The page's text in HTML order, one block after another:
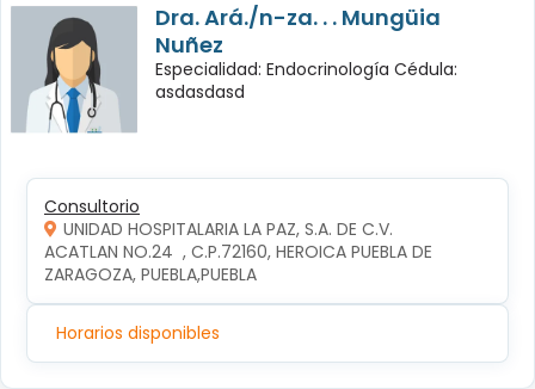
Dra. Ará./n-za. . . Mungüia
Nuñez
Especialidad: Endocrinología Cédula:
asdasdasd
Consultorio
UNIDAD HOSPITALARIA LA PAZ, S.A. DE C.V.
ACATLAN NO.24  , C.P.72160, HEROICA PUEBLA DE
ZARAGOZA, PUEBLA,PUEBLA
Horarios disponibles